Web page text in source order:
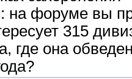
на форуме вы
315
где она